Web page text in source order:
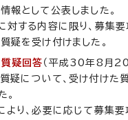
報として公表しました。
対する内容に限り、募集
疑を受け付けました。
疑回答 （平成30年8月20
疑について、受け付けた
。
より、必要に応じて募集